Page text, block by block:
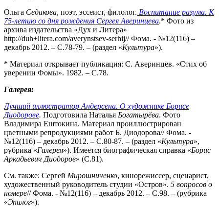
Ольга Седакова, поэт, эссеист, филолог. Воспитание разума. К
75-летию со дня рождения Сергея Аверинцева.* Фото из
архива издательства «Дух и Литера»
http://duh+litera.com/averynstsev-serhij// Фома. - №12(116) –
декабрь 2012. – С.78-79. – (раздел «Культура»).
* Материал открывает публикация: С. Аверинцев. «Стих об
уверении Фомы». 1982. – С.78.
Галерея:
Лучший иллюстратор Андерсена. О художнике Борисе
Диодорове. Подготовила Наталья Богатырёва. Фото
Владимира Ештокина. Материал проиллюстрирован
цветными репродукциями работ Б. Диодорова// Фома. -
№12(116) – декабрь 2012. – С.80-87. – (раздел «Культура»,
рубрика «Галерея»). Имеется биографическая справка «Борис
Аркадьевич Диодоров» (С.81).
См. также: Сергей Мирошниченко, кинорежиссер, сценарист,
художественный руководитель студии «Остров». 5 вопросов о
номере// Фома. - №12(116) – декабрь 2012. – С.98. – (рубрика
«Эпилог»).